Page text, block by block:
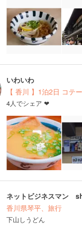
いわいわ
【 香川 】1泊2日 コテ
4人でシェア ❤︎
ネットビジネスマン
香川県琴平、旅行
下山しうどん